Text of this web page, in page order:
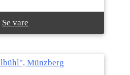
Se vare